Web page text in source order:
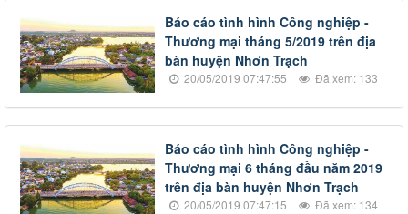
Báo cáo tình hình Công nghiệp -
Thương mại tháng 5/2019 trên địa
bàn huyện Nhơn Trạch
20/05/2019 07:47:55 Đã xem: 133
Báo cáo tình hình Công nghiệp -
Thương mại 6 tháng đầu năm 2019
trên địa bàn huyện Nhơn Trạch
20/05/2019 07:47:15 Đã xem: 134